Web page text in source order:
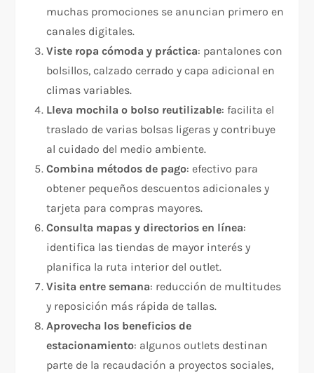
muchas promociones se anuncian primero en
canales digitales.
Viste ropa cómoda y práctica: pantalones con
bolsillos, calzado cerrado y capa adicional en
climas variables.
Lleva mochila o bolso reutilizable: facilita el
traslado de varias bolsas ligeras y contribuye
al cuidado del medio ambiente.
Combina métodos de pago: efectivo para
obtener pequeños descuentos adicionales y
tarjeta para compras mayores.
Consulta mapas y directorios en línea:
identifica las tiendas de mayor interés y
planifica la ruta interior del outlet.
Visita entre semana: reducción de multitudes
y reposición más rápida de tallas.
Aprovecha los beneficios de
estacionamiento: algunos outlets destinan
parte de la recaudación a proyectos sociales,